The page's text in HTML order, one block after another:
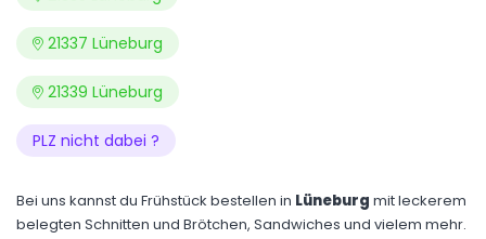
21337 Lüneburg
21339 Lüneburg
PLZ nicht dabei ?
Bei uns kannst du Frühstück bestellen in Lüneburg mit leckerem
belegten Schnitten und Brötchen, Sandwiches und vielem mehr.